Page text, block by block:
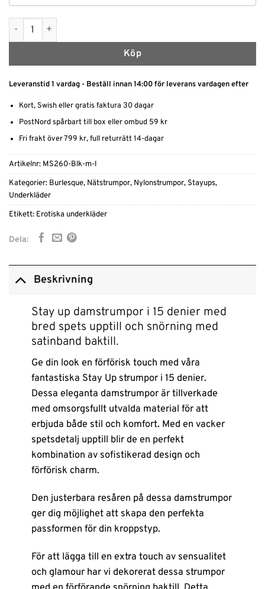
Stay up damstrumpor i 15 den med bred spets och snörning
Köp
Leveranstid 1 vardag - Beställ innan 14:00 för leverans vardagen efter
Kort, Swish eller gratis faktura 30 dagar
PostNord spårbart till box eller ombud 59 kr
Fri frakt över 799 kr, full returrätt 14-dagar
Artikelnr: MS260-Blk-m-l
Kategorier: Burlesque, Nätstrumpor, Nylonstrumpor, Stayups,
Underkläder
Etikett: Erotiska underkläder
Dela:
Beskrivning
Stay up damstrumpor i 15 denier med
bred spets upptill och snörning med
satinband baktill.
Ge din look en förförisk touch med våra
fantastiska Stay Up strumpor i 15 denier.
Dessa eleganta damstrumpor är tillverkade
med omsorgsfullt utvalda material för att
erbjuda både stil och komfort. Med en vacker
spetsdetalj upptill blir de en perfekt
kombination av sofistikerad design och
förförisk charm.
Den justerbara resåren på dessa damstrumpor
ger dig möjlighet att skapa den perfekta
passformen för din kroppstyp.
För att lägga till en extra touch av sensualitet
och glamour har vi dekorerat dessa strumpor